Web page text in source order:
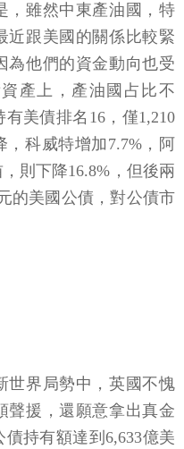
，雖然中東產油國，特
近跟美國的關係比較緊
為他們的資金動向也受
產上，產油國占比不
美債排名16，僅1,210
科威特增加7.7%，阿
則下降16.8%，但後兩
的美國公債，對公債市
世界局勢中，英國不愧
聲援，還願意拿出真金
持有額達到6,633億美